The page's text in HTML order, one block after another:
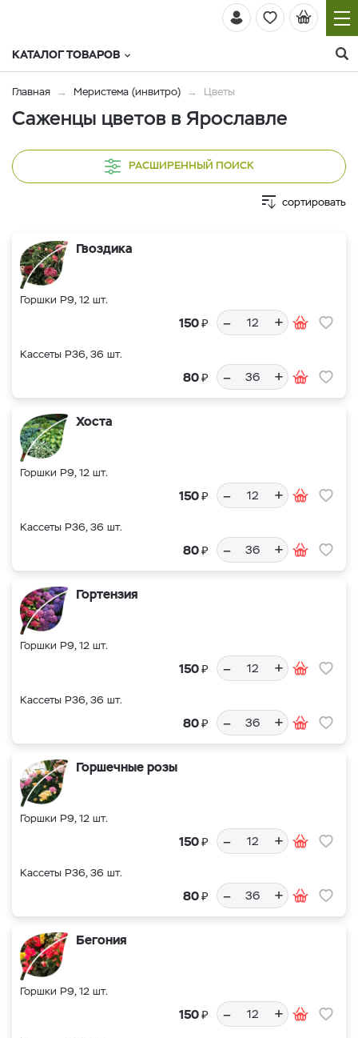
КАТАЛОГ ТОВАРОВ
Главная Меристема (инвитро) Цветы
Саженцы цветов в Ярославле
РАСШИРЕННЫЙ ПОИСК
сортировать
Гвоздика
Горшки Р9, 12 шт.
150₽ – +
Кассеты Р36, 36 шт.
80₽ – +
Хоста
Горшки Р9, 12 шт.
150₽ – +
Кассеты Р36, 36 шт.
80₽ – +
Гортензия
Горшки Р9, 12 шт.
150₽ – +
Кассеты Р36, 36 шт.
80₽ – +
Горшечные розы
Горшки Р9, 12 шт.
150₽ – +
Кассеты Р36, 36 шт.
80₽ – +
Бегония
Горшки Р9, 12 шт.
150₽ – +